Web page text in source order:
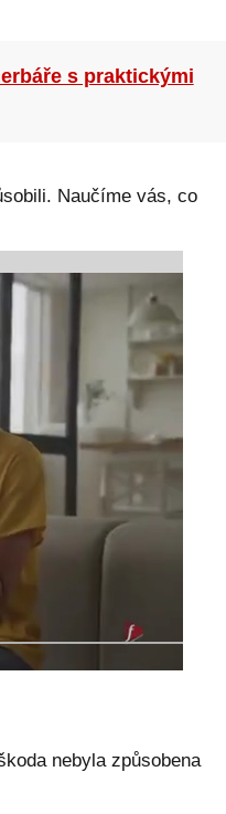
s praktickými
Naučíme vás, co
nebyla způsobena